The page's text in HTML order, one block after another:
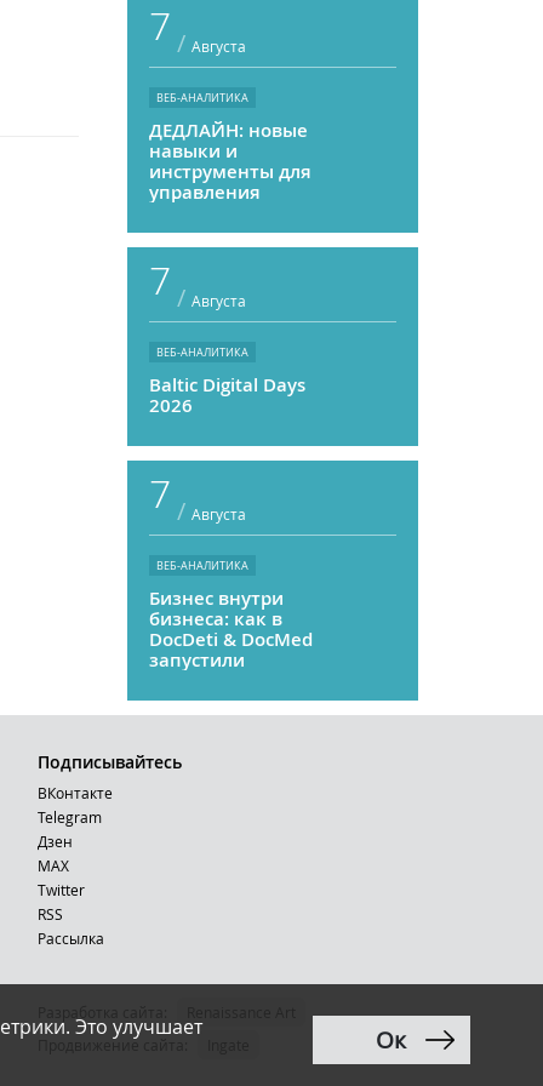
7 / Августа
ВЕБ-АНАЛИТИКА
ДЕДЛАЙН: новые
навыки и
инструменты для
управления
7 / Августа
ВЕБ-АНАЛИТИКА
Baltic Digital Days
2026
7 / Августа
ВЕБ-АНАЛИТИКА
Бизнес внутри
бизнеса: как в
DocDeti & DocMed
запустили
как стартап
Это улучшает Ок
Подписывайтесь
ВКонтакте
Telegram
Дзен
MAX
Тwitter
RSS
Рассылка
Продвижение сайта
12+